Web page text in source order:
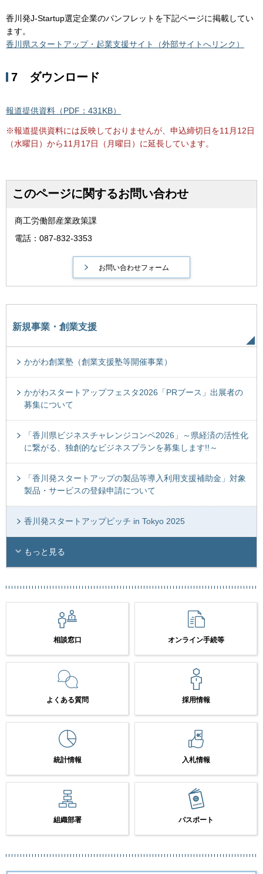
香川発J-Startup選定企業のパンフレットを下記ページに掲載してい
ます。
香川県スタートアップ・起業支援サイト（外部サイトへリンク）
7 ダウンロード
報道提供資料（PDF：431KB）
※報道提供資料には反映しておりませんが、申込締切日を11月12日
（水曜日）から11月17日（月曜日）に延長しています。
このページに関するお問い合わせ
商工労働部産業政策課
電話：087-832-3353
新規事業・創業支援
かがわ創業塾（創業支援塾等開催事業）
かがわスタートアップフェスタ2026「PRブース」出展者の
募集について
「香川県ビジネスチャレンジコンペ2026」～県経済の活性化
に繋がる、独創的なビジネスプランを募集します!!～
「香川発スタートアップの製品等導入利用支援補助金」対象
製品・サービスの登録申請について
香川発スタートアップピッチ in Tokyo 2025
もっと見る
相談窓口 オンライン手続等
よくある質問 採用情報
統計情報 入札情報
組織部署 パスポート